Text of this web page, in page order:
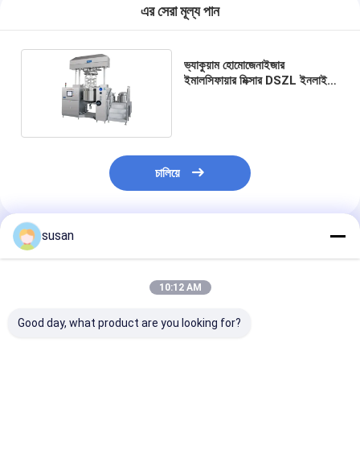
এর সেরা মূল্য পান
ভ্যাকুয়াম হোমোজেনাইজার
ইমালসিফায়ার মিক্সার DSZL ইনলাইন
চালিয়ে
প্রস্তাবিত পণ্য
susan
10:12 AM
Good day, what product are you looking for?